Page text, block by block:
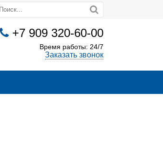
+7 909 320-60-00
Время работы: 24/7
Заказать звонок